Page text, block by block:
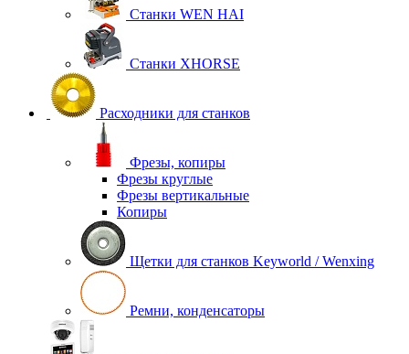
Станки WEN HAI
Станки XHORSE
Расходники для станков
Фрезы, копиры
Фрезы круглые
Фрезы вертикальные
Копиры
Щетки для станков Keyworld / Wenxing
Ремни, конденсаторы